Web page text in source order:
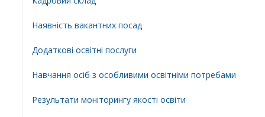
Наявність вакантних посад
Додатковi освiтнi послуги
Навчання осіб з особливими освітніми потребами
Результати моніторингу якості освіти